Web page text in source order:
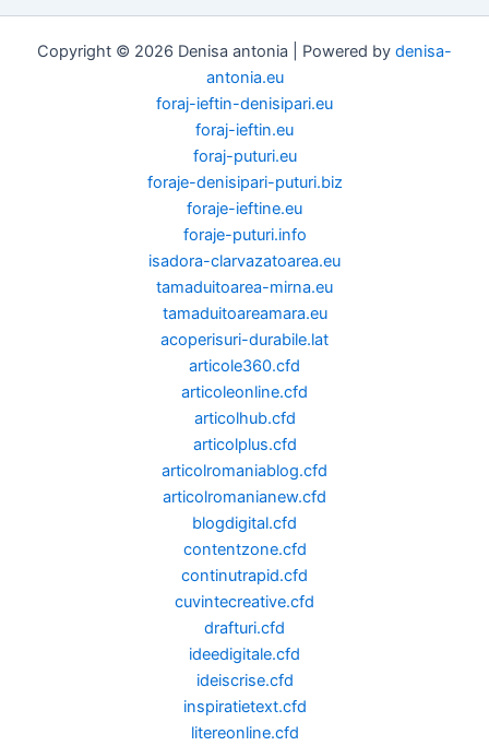
Copyright © 2026 Denisa antonia | Powered by denisa-
antonia.eu
foraj-ieftin-denisipari.eu
foraj-ieftin.eu
foraj-puturi.eu
foraje-denisipari-puturi.biz
foraje-ieftine.eu
foraje-puturi.info
isadora-clarvazatoarea.eu
tamaduitoarea-mirna.eu
tamaduitoareamara.eu
acoperisuri-durabile.lat
articole360.cfd
articoleonline.cfd
articolhub.cfd
articolplus.cfd
articolromaniablog.cfd
articolromanianew.cfd
blogdigital.cfd
contentzone.cfd
continutrapid.cfd
cuvintecreative.cfd
drafturi.cfd
ideedigitale.cfd
ideiscrise.cfd
inspiratietext.cfd
litereonline.cfd